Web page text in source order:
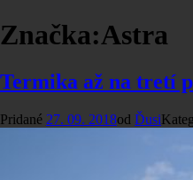
Značka:Astra
Termika až na tretí
Pridané 27. 09. 2018od Ďusi